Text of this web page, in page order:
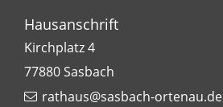
Hausanschrift
Kirchplatz 4
77880Sasbach
rathaus@sasbach-ortenau.de